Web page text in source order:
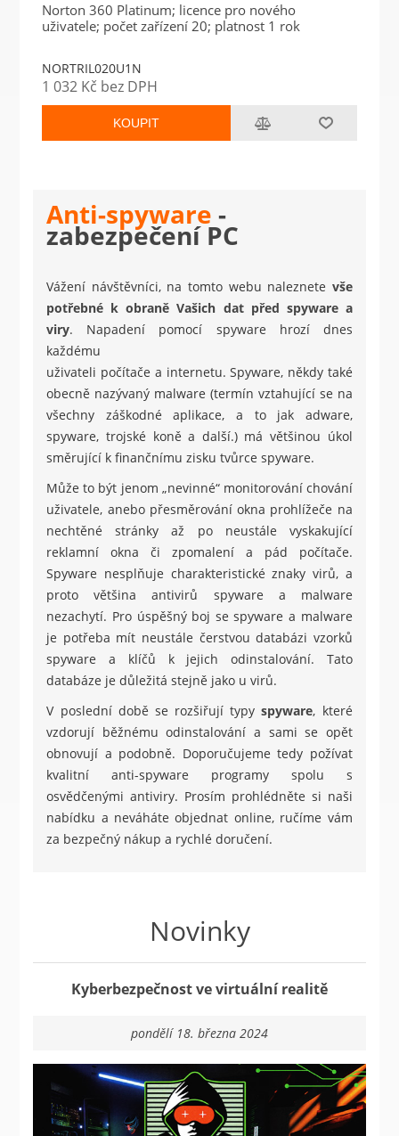
Norton 360 Platinum; licence pro nového
uživatele; počet zařízení 20; platnost 1 rok
NORTRIL020U1N
1 032 Kč bez DPH
KOUPIT
Anti-spyware -
zabezpečení PC
Vážení návštěvníci, na tomto webu naleznete vše
potřebné k obraně Vašich dat před spyware a
viry. Napadení pomocí spyware hrozí dnes
každému
uživateli počítače a internetu. Spyware, někdy také
obecně nazývaný malware (termín vztahující se na
všechny záškodné aplikace, a to jak adware,
spyware, trojské koně a další.) má většinou úkol
směrující k finančnímu zisku tvůrce spyware.
Může to být jenom „nevinné“ monitorování chování
uživatele, anebo přesměrování okna prohlížeče na
nechtěné stránky až po neustále vyskakující
reklamní okna či zpomalení a pád počítače.
Spyware nesplňuje charakteristické znaky virů, a
proto většina antivirů spyware a malware
nezachytí. Pro úspěšný boj se spyware a malware
je potřeba mít neustále čerstvou databázi vzorků
spyware a klíčů k jejich odinstalování. Tato
databáze je důležitá stejně jako u virů.
V poslední době se rozšiřují typyspyware, které
vzdorují běžnému odinstalování a sami se opět
obnovují a podobně. Doporučujeme tedy požívat
kvalitní anti-spyware programy spolu s
osvědčenými antiviry. Prosím prohlédněte si naši
nabídku a neváháte objednat online, ručíme vám
za bezpečný nákup a rychlé doručení.
Novinky
Kyberbezpečnost ve virtuální realitě
pondělí 18. března 2024